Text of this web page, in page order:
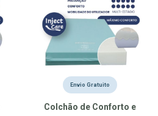
Envio Gratuito
Colchão de Conforto e